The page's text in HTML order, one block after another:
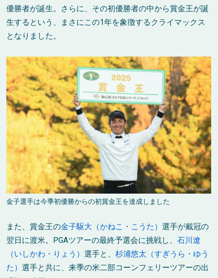
優勝者が誕生。さらに、その初優勝者の中から賞金王が誕
生するという、まさにこの1年を象徴するクライマックス
となりました。
金子選手は今季初優勝からの初賞金王を達成しました
また、賞金王の金子駆大（かねこ・こうた）選手が戴冠の
翌日に渡米。PGAツアーの最終予選会に挑戦し、石川遼
（いしかわ・りょう）選手と、杉浦悠太（すぎうら・ゆう
た）選手と共に、来季の米二部コーンフェリーツアーの出